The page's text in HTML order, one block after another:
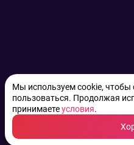
Мы используем cookie, чтобы
пользоваться. Продолжая
принимаетеусловия.